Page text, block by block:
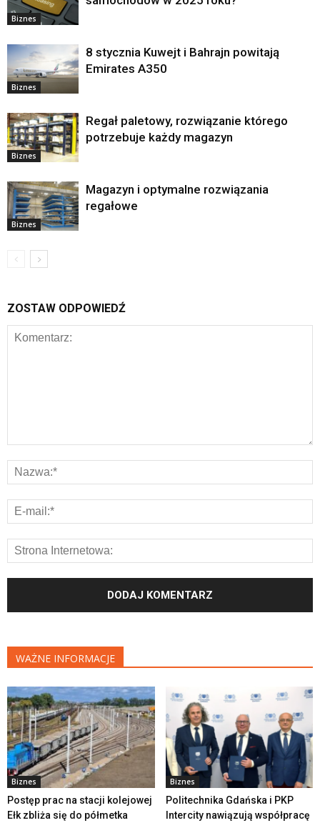
Biznes
Biznes
8 stycznia Kuwejt i Bahrajn powitają
Emirates A350
Biznes
Regał paletowy, rozwiązanie którego
potrzebuje każdy magazyn
Biznes
Magazyn i optymalne rozwiązania
regałowe
ZOSTAW ODPOWIEDŹ
WAŻNE INFORMACJE
Biznes
Postęp prac na stacji kolejowej
Ełk zbliża się do półmetka
Biznes
Politechnika Gdańska i PKP
Intercity nawiązują współpracę